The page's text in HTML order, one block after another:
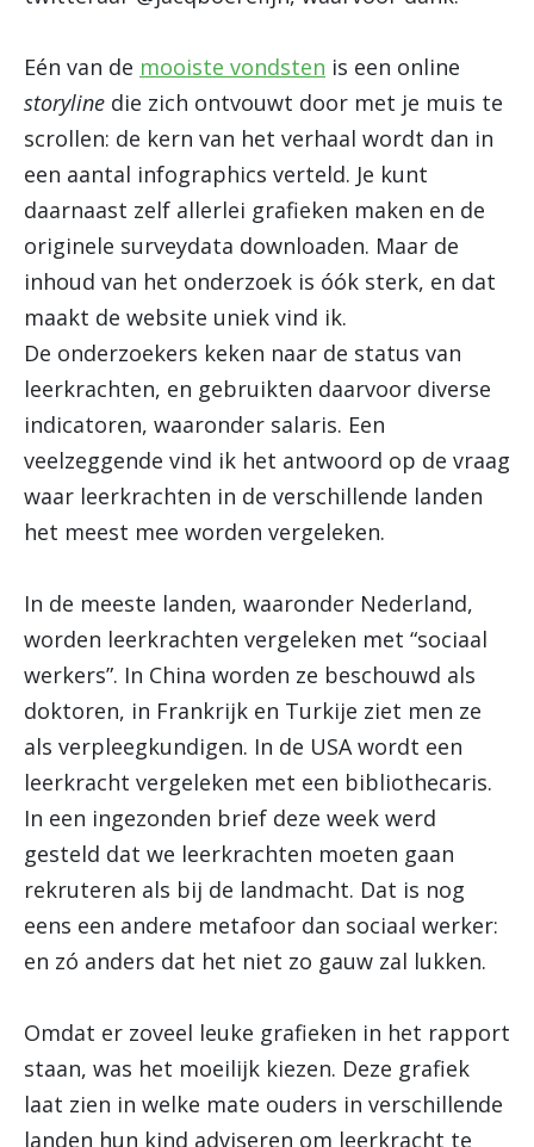
Eén van de mooiste vondsten is een online
storyline die zich ontvouwt door met je muis te
scrollen: de kern van het verhaal wordt dan in
een aantal infographics verteld. Je kunt
daarnaast zelf allerlei grafieken maken en de
originele surveydata downloaden. Maar de
inhoud van het onderzoek is óók sterk, en dat
maakt de website uniek vind ik.
De onderzoekers keken naar de status van
leerkrachten, en gebruikten daarvoor diverse
indicatoren, waaronder salaris. Een
veelzeggende vind ik het antwoord op de vraag
waar leerkrachten in de verschillende landen
het meest mee worden vergeleken.
In de meeste landen, waaronder Nederland,
worden leerkrachten vergeleken met “sociaal
werkers”. In China worden ze beschouwd als
doktoren, in Frankrijk en Turkije ziet men ze
als verpleegkundigen. In de USA wordt een
leerkracht vergeleken met een bibliothecaris.
In een ingezonden brief deze week werd
gesteld dat we leerkrachten moeten gaan
rekruteren als bij de landmacht. Dat is nog
eens een andere metafoor dan sociaal werker:
en zó anders dat het niet zo gauw zal lukken.
Omdat er zoveel leuke grafieken in het rapport
staan, was het moeilijk kiezen. Deze grafiek
laat zien in welke mate ouders in verschillende
landen hun kind adviseren om leerkracht te